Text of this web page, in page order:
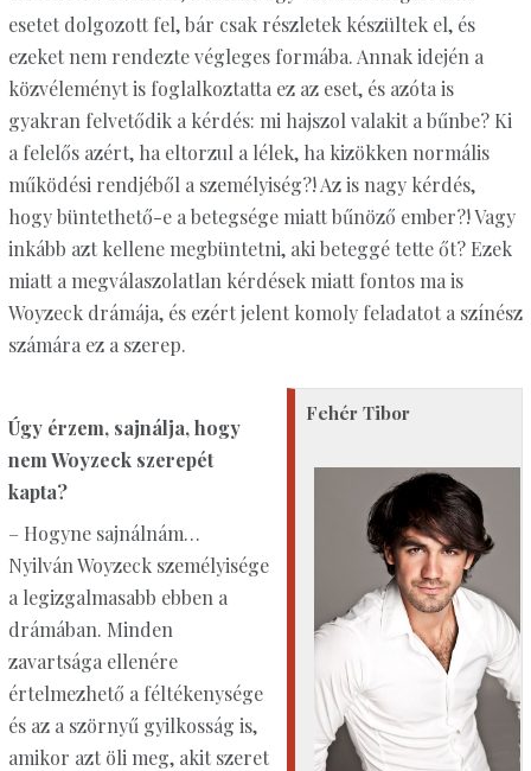
esetet dolgozott fel, bár csak részletek készültek el, és
ezeket nem rendezte végleges formába. Annak idején a
közvéleményt is foglalkoztatta ez az eset, és azóta is
gyakran felvetődik a kérdés: mi hajszol valakit a bűnbe? Ki
a felelős azért, ha eltorzul a lélek, ha kizökken normális
működési rendjéből a személyiség?! Az is nagy kérdés,
hogy büntethető-e a betegsége miatt bűnöző ember?! Vagy
inkább azt kellene megbüntetni, aki beteggé tette őt? Ezek
miatt a megválaszolatlan kérdések miatt fontos ma is
Woyzeck drámája, és ezért jelent komoly feladatot a színész
számára ez a szerep.
Fehér Tibor
Úgy érzem, sajnálja, hogy
nem Woyzeck szerepét
kapta?
– Hogyne sajnálnám…
Nyilván Woyzeck személyisége
a legizgalmasabb ebben a
drámában. Minden
zavartsága ellenére
értelmezhető a féltékenysége
és az a szörnyű gyilkosság is,
amikor azt öli meg, akit szeret